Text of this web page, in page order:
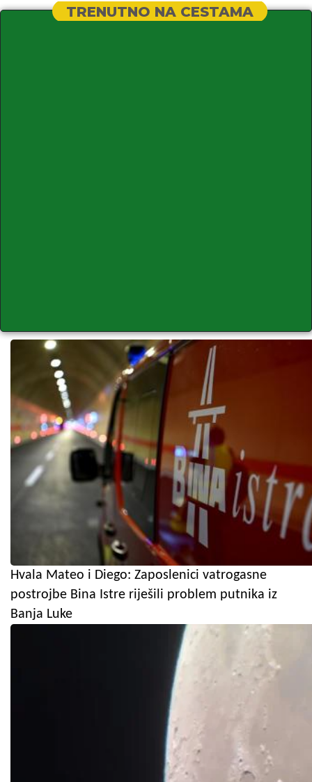
TRENUTNO NA CESTAMA
Hvala Mateo i Diego: Zaposlenici vatrogasne
postrojbe Bina Istre riješili problem putnika iz
Banja Luke